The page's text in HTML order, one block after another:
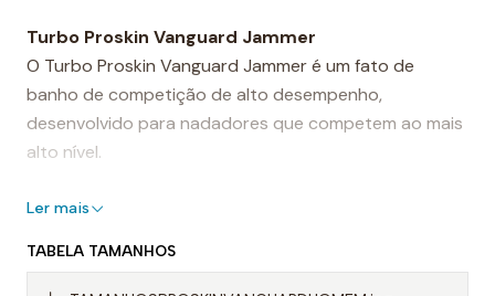
Turbo Proskin Vanguard Jammer
O Turbo Proskin Vanguard Jammer é um fato de
banho de competição de alto desempenho,
desenvolvido para nadadores que competem ao mais
alto nível.
Após anos de investigação, desenvolvimento e testes
com um design técnico pensado para favorecer uma
posição do corpo mais estável e eficiente durante a
Ler mais
TABELA TAMANHOS